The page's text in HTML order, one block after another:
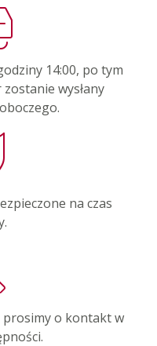
14:00, po tym
wysłany
na czas
o kontakt w